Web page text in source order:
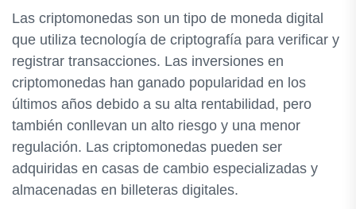
Las criptomonedas son un tipo de moneda digital
que utiliza tecnología de criptografía para verificar y
registrar transacciones. Las inversiones en
criptomonedas han ganado popularidad en los
últimos años debido a su alta rentabilidad, pero
también conllevan un alto riesgo y una menor
regulación. Las criptomonedas pueden ser
adquiridas en casas de cambio especializadas y
almacenadas en billeteras digitales.